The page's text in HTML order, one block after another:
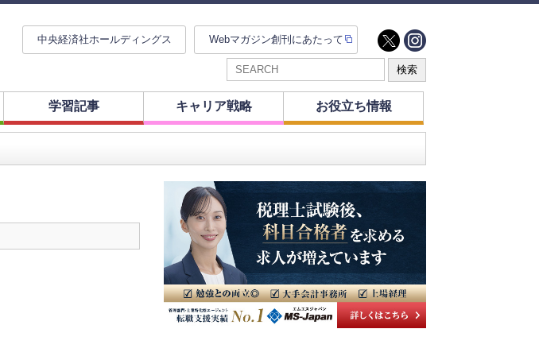
中央経済社ホールディングス Webマガジン創刊にあたって
学習記事 キャリア戦略 お役立ち情報